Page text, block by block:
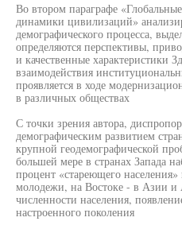
Во втором параграфе
динамики цивилизаций»
демографического процесса,
определяются перспективы,
и качественные характеристики
взаимодействия
проявляется в ходе
в различных обществах
С точки зрения автора,
демографическим развитием
крупной геодемографической
большей мере в странах Запада
процент «стареющего
молодежи, на Востоке - в Азии и
численности населения,
настроенного поколения